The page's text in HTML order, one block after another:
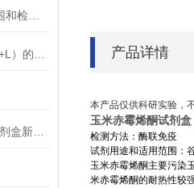
产品详情
本产品仅供科研实验，
玉米赤霉烯酮试剂盒
检测方法： 酶联免疫
试剂用途和适用范围：
玉米赤霉烯酮主要污染
米赤霉烯酮的耐热性较